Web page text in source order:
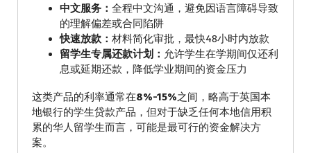
中文服务： 全程中文沟通，避免因语言障碍导致
的理解偏差或合同陷阱
快速放款： 材料简化审批，最快48小时内放款
留学生专属还款计划： 允许学生在学期间仅还利
息或延期还款，降低学业期间的资金压力
这类产品的利率通常在8%-15%之间，略高于英国本
地银行的学生贷款产品，但对于缺乏任何本地信用积
累的华人留学生而言，可能是最可行的资金解决方
案。